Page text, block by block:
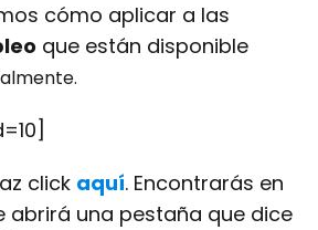
cómo aplicar a las
que están disponible
click aquí. Encontrarás en
abrirá una pestaña que dice